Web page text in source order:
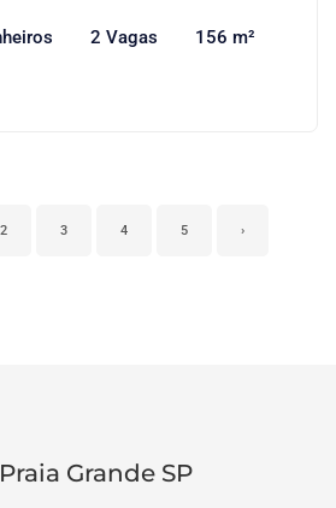
2 Vagas 156 m²
2 3 4 5 ›
Grande SP